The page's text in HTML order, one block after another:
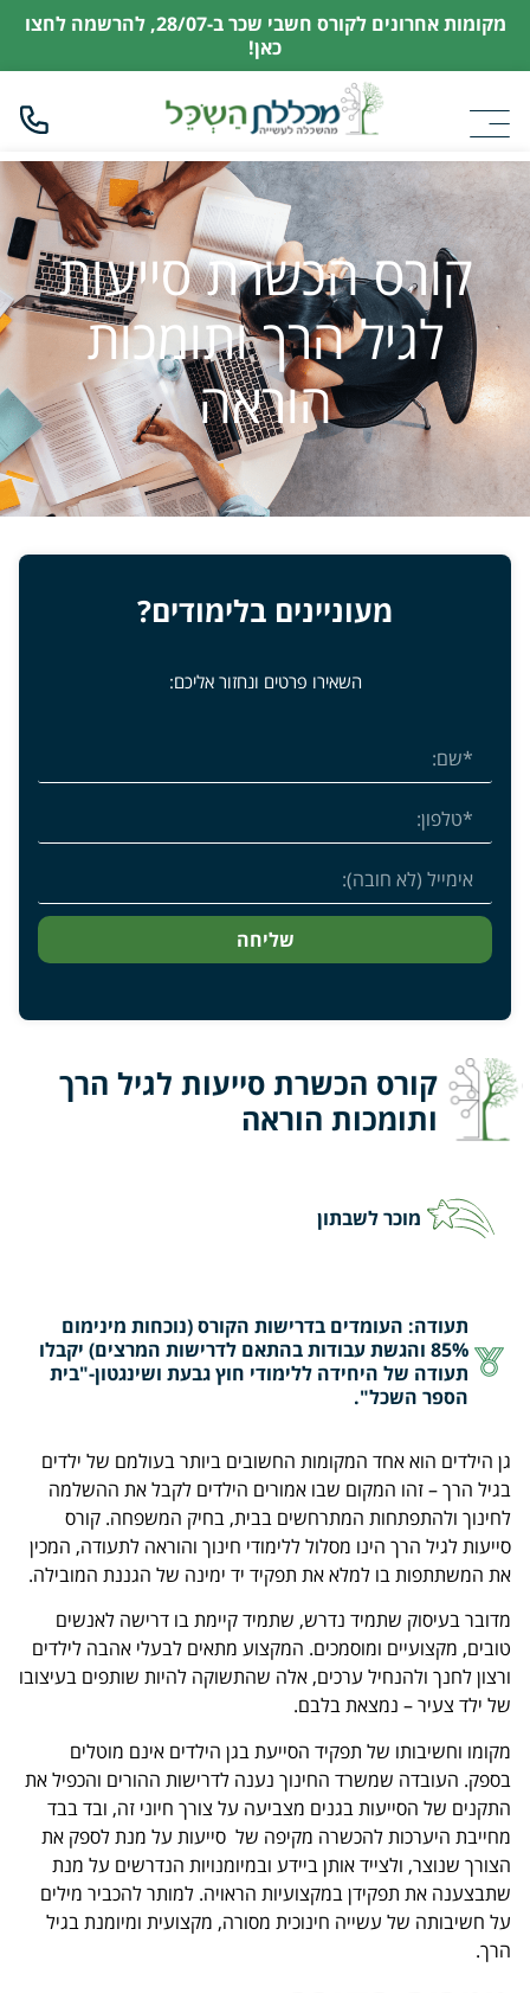
מקומות אחרונים לקורס חשבי שכר ב-28/07,
להרשמה לחצו
כאן!
קורס הכשרת סייעות
לגיל הרך ותומכות
הוראה
מעוניינים בלימודים?
השאירו פרטים ונחזור אליכם:
שליחה
קורס הכשרת סייעות לגיל הרך
ותומכות הוראה
מוכר לשבתון
תעודה: העומדים בדרישות הקורס (נוכחות מינימום
85% והגשת עבודות בהתאם לדרישות המרצים) יקבלו
תעודה של היחידה ללימודי חוץ גבעת ושינגטון-"בית
הספר השכל".
גן הילדים הוא אחד המקומות החשובים ביותר בעולמם של ילדים
בגיל הרך – זהו המקום שבו אמורים הילדים לקבל את ההשלמה
לחינוך ולהתפתחות המתרחשים בבית, בחיק המשפחה. קורס
סייעות לגיל הרך הינו מסלול ללימודי חינוך והוראה לתעודה, המכין
את המשתתפות בו למלא את תפקיד יד ימינה של הגננת המובילה.
מדובר בעיסוק שתמיד נדרש, שתמיד קיימת בו דרישה לאנשים
טובים, מקצועיים ומוסמכים. המקצוע מתאים לבעלי אהבה לילדים
ורצון לחנך ולהנחיל ערכים, אלה שהתשוקה להיות שותפים בעיצובו
של ילד צעיר – נמצאת בלבם.
מקומו וחשיבותו של תפקיד הסייעת בגן הילדים אינם מוטלים
בספק. העובדה שמשרד החינוך נענה לדרישות ההורים והכפיל את
התקנים של הסייעות בגנים מצביעה על צורך חיוני זה, ובד בבד
מחייבת היערכות להכשרה מקיפה של סייעות על מנת לספק את
הצורך שנוצר, ולצייד אותן ביידע ובמיומנויות הנדרשים על מנת
שתבצענה את תפקידן במקצועיות הראויה. למותר להכביר מילים
על חשיבותה של עשייה חינוכית מסורה, מקצועית ומיומנת בגיל
הרך.